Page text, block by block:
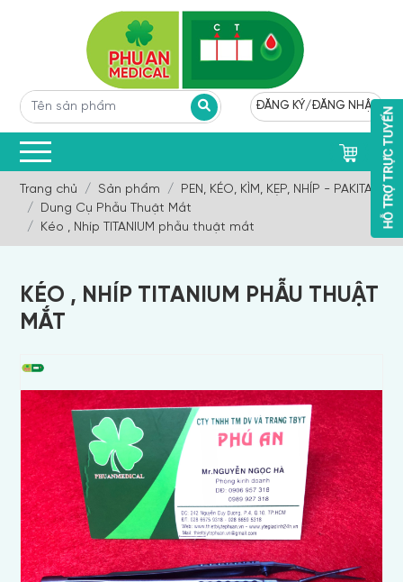
ĐĂNG KÝ/ĐĂNG NHẬP
Trang chủ Sản phẩm
PEN, KÉO, KÌM, KẸP, NHÍP - PAKITAN
Dung Cụ Phẫu Thuật Mắt
Kéo , Nhíp TITANIUM phẫu thuật mắt
KÉO , NHÍP TITANIUM PHẪU THUẬT
MẮT